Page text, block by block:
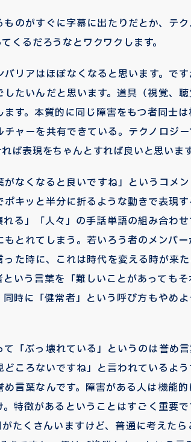
のがすぐに字幕に出たりだとか、テ
くるだろうなとワクワクします。
リアはほぼなくなると思います。で
たいんだと思います。道具（視覚、
す。本質的に同じ障害をもつ者同士
ャーを共有できている。テクノロジ
ば表現をちゃんとすれば良いと思います
なくなると良いですね」というコメン
キッと半分に折るような動きで表現
る」「人々」の手話単語の組み合わ
もとれてしまう。若いろう者のメンバ
た時に、これは時代を変える時が来
いう言葉を「難しいことがあってもそ
時に「健常者」という呼び方もやめ
「ぶっ壊れている」というのは誉め
ころないですね」と言われているよ
言葉なんです。障害がある人は機能
特徴があるということはすごく重要
たくさんいますけど、普通に考えた